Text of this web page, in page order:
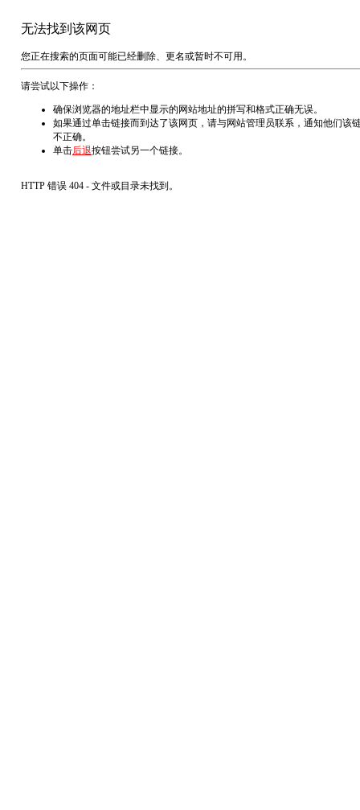
无法找到该网页
您正在搜索的页面可能已经删除、更名或暂时不可用。
请尝试以下操作：
确保浏览器的地址栏中显示的网站地址的拼写和格式正确无误。
如果通过单击链接而到达了该网页，请与网站管理员联系，通知他们该
不正确。
单击后退按钮尝试另一个链接。
HTTP 错误 404 - 文件或目录未找到。